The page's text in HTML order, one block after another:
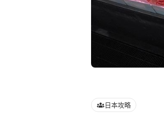
日本攻略